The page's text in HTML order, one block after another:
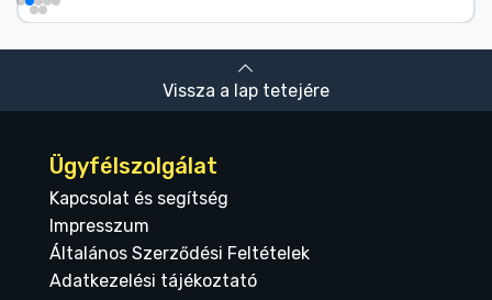
Vissza a lap tetejére
Ügyfélszolgálat
Kapcsolat és segítség
Impresszum
Általános Szerződési Feltételek
Adatkezelési tájékoztató